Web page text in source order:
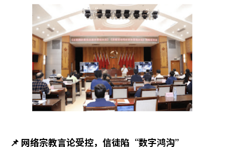
📌 网络宗教言论受控，信徒陷“数字鸿沟”